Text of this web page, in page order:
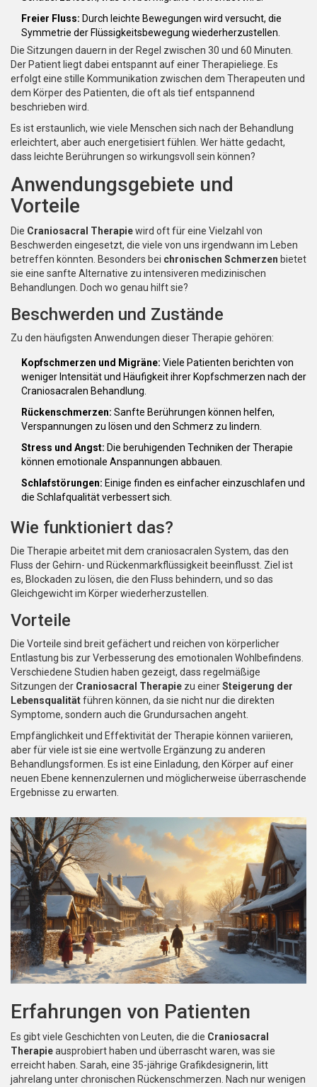
Freier Fluss: Durch leichte Bewegungen wird versucht, die
Symmetrie der Flüssigkeitsbewegung wiederherzustellen.
Die Sitzungen dauern in der Regel zwischen 30 und 60 Minuten.
Der Patient liegt dabei entspannt auf einer Therapieliege. Es
erfolgt eine stille Kommunikation zwischen dem Therapeuten und
dem Körper des Patienten, die oft als tief entspannend
beschrieben wird.
Es ist erstaunlich, wie viele Menschen sich nach der Behandlung
erleichtert, aber auch energetisiert fühlen. Wer hätte gedacht,
dass leichte Berührungen so wirkungsvoll sein können?
Anwendungsgebiete und
Vorteile
Die Craniosacral Therapiewird oft für eine Vielzahl von
Beschwerden eingesetzt, die viele von uns irgendwann im Leben
betreffen könnten. Besonders bei chronischen Schmerzen bietet
sie eine sanfte Alternative zu intensiveren medizinischen
Behandlungen. Doch wo genau hilft sie?
Beschwerden und Zustände
Zu den häufigsten Anwendungen dieser Therapie gehören:
Kopfschmerzen und Migräne: Viele Patienten berichten von
weniger Intensität und Häufigkeit ihrer Kopfschmerzen nach der
Craniosacralen Behandlung.
Rückenschmerzen: Sanfte Berührungen können helfen,
Verspannungen zu lösen und den Schmerz zu lindern.
Stress und Angst: Die beruhigenden Techniken der Therapie
können emotionale Anspannungen abbauen.
Schlafstörungen: Einige finden es einfacher einzuschlafen und
die Schlafqualität verbessert sich.
Wie funktioniert das?
Die Therapie arbeitet mit dem craniosacralen System, das den
Fluss der Gehirn- und Rückenmarkflüssigkeit beeinflusst. Ziel ist
es, Blockaden zu lösen, die den Fluss behindern, und so das
Gleichgewicht im Körper wiederherzustellen.
Vorteile
Die Vorteile sind breit gefächert und reichen von körperlicher
Entlastung bis zur Verbesserung des emotionalen Wohlbefindens.
Verschiedene Studien haben gezeigt, dass regelmäßige
Sitzungen der Craniosacral Therapie zu einerSteigerung der
Lebensqualitätführen können, da sie nicht nur die direkten
Symptome, sondern auch die Grundursachen angeht.
Empfänglichkeit und Effektivität der Therapie können variieren,
aber für viele ist sie eine wertvolle Ergänzung zu anderen
Behandlungsformen. Es ist eine Einladung, den Körper auf einer
neuen Ebene kennenzulernen und möglicherweise überraschende
Ergebnisse zu erwarten.
Erfahrungen von Patienten
Es gibt viele Geschichten von Leuten, die die Craniosacral
Therapieausprobiert haben und überrascht waren, was sie
erreicht haben. Sarah, eine 35-jährige Grafikdesignerin, litt
jahrelang unter chronischen Rückenschmerzen. Nach nur wenigen